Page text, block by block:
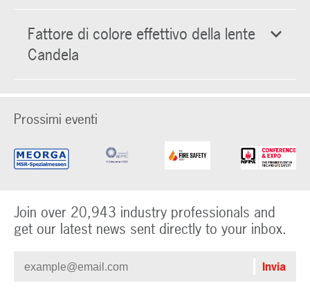
Fattore di colore effettivo della lente
Candela
Prossimi eventi
Join over 20,943 industry professionals and
get our latest news sent directly to your inbox.